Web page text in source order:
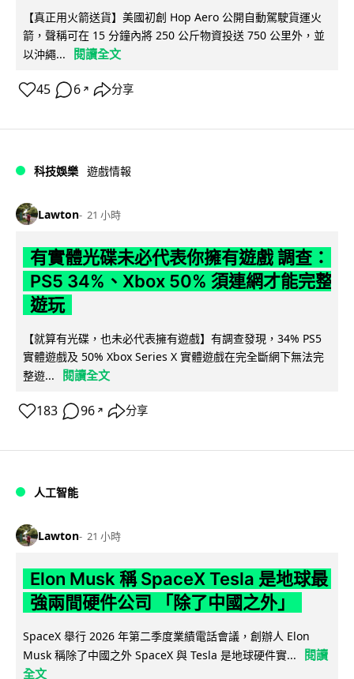
【真正用火箭送貨】美國初創 Hop Aero 公開自動駕駛貨運火
箭，聲稱可在 15 分鐘內將 250 公斤物資投送 750 公里外，並
以沖繩...
閱讀全文
45 6 ↗ 分享
科技娛樂 遊戲情報
Lawton 21 小時
有實體光碟未必代表你擁有遊戲 調查：
PS5 34%、Xbox 50% 須連網才能完整
遊玩
【就算有光碟，也未必代表擁有遊戲】有調查發現，34% PS5
實體遊戲及 50% Xbox Series X 實體遊戲在完全斷網下無法完
整遊...
閱讀全文
183 96 ↗ 分享
人工智能
Lawton 21 小時
Elon Musk 稱 SpaceX Tesla 是地球最
強兩間硬件公司 「除了中國之外」
SpaceX 舉行 2026 年第二季度業績電話會議，創辦人 Elon
Musk 稱除了中國之外 SpaceX 與 Tesla 是地球硬件實...
閱讀
全文